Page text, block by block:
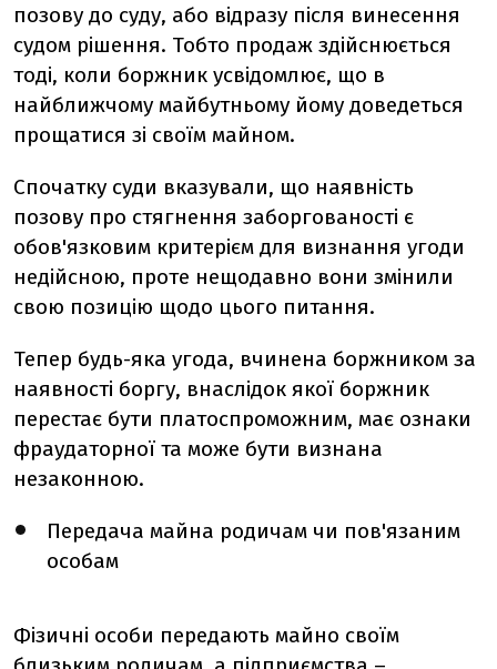
позову до суду, або відразу після винесення
судом рішення. Тобто продаж здійснюється
тоді, коли боржник усвідомлює, що в
найближчому майбутньому йому доведеться
прощатися зі своїм майном.
Спочатку суди вказували, що наявність
позову про стягнення заборгованості є
обов'язковим критерієм для визнання угоди
недійсною, проте нещодавно вони змінили
свою позицію щодо цього питання.
Тепер будь-яка угода, вчинена боржником за
наявності боргу, внаслідок якої боржник
перестає бути платоспроможним, має ознаки
фраудаторної та може бути визнана
незаконною.
Передача майна родичам чи пов'язаним
особам
Фізичні особи передають майно своїм